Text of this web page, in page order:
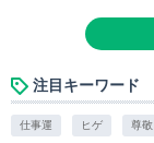
注目キーワード
仕事運 ヒゲ 尊敬